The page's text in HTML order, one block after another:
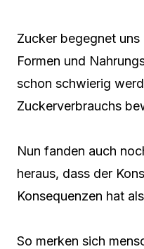
Zucker begegnet
Formen und
schon schwierig
Zuckerverbrauchs
Nun fanden auch
heraus, dass der
Konsequenzen hat
So merken sich